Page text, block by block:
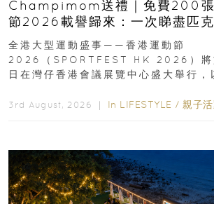
Champimom送禮｜免費200張
節2026載譽歸來：一次睇盡匹
動、街舞比賽＋逾百運動品牌展覽
全港大型運動盛事——香港運動節
2026（SPORTFEST HK 2026）將
日在灣仔香港會議展覽中心盛大舉行，
3rd August, 2026 ｜ In LIFESTYLE / 親子